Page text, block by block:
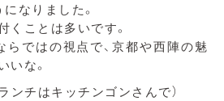
なりました。
くことは多いです。
らではの視点で、京都や西陣の魅
いな。
ンチはキッチンゴンさんで）